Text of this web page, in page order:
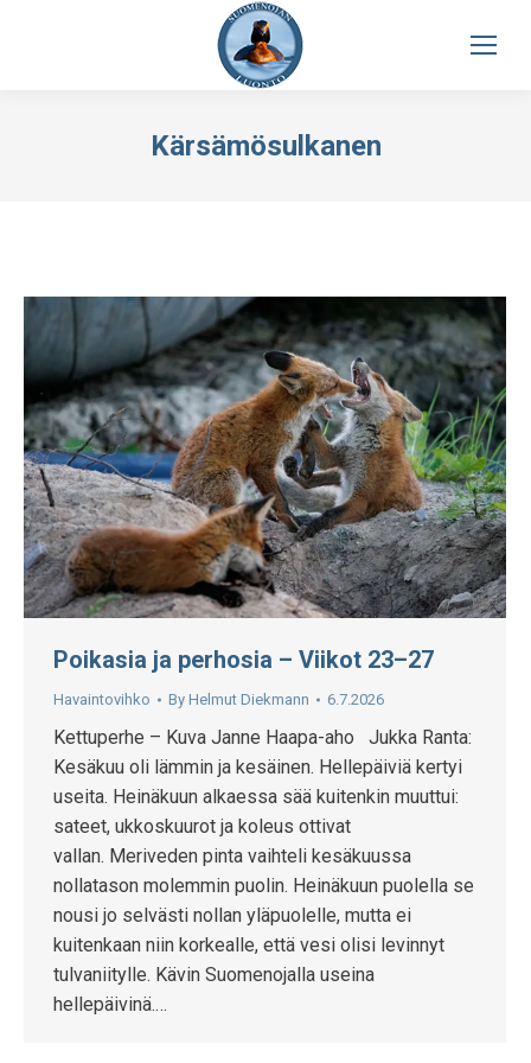
Kärsämösulkanen
Poikasia ja perhosia – Viikot 23–27
Havaintovihko By Helmut Diekmann 6.7.2026
Kettuperhe – Kuva Janne Haapa-aho Jukka Ranta:
Kesäkuu oli lämmin ja kesäinen. Hellepäiviä kertyi
useita. Heinäkuun alkaessa sää kuitenkin muuttui:
sateet, ukkoskuurot ja koleus ottivat
vallan. Meriveden pinta vaihteli kesäkuussa
nollatason molemmin puolin. Heinäkuun puolella se
nousi jo selvästi nollan yläpuolelle, mutta ei
kuitenkaan niin korkealle, että vesi olisi levinnyt
tulvaniitylle. Kävin Suomenojalla useina
hellepäivinä.…